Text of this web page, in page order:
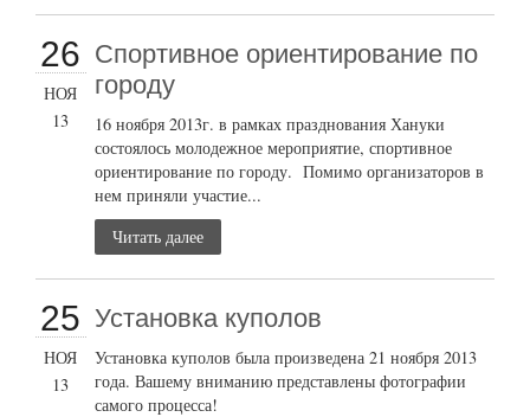
26
НОЯ
13
Cпортивное ориентирование по
городу
16 ноября 2013г. в рамках празднования Хануки
состоялось молодежное мероприятие, спортивное
ориентирование по городу. Помимо организаторов в
нем приняли участие...
Читать далее
25
НОЯ
13
Установка куполов
Установка куполов была произведена 21 ноября 2013
года. Вашему вниманию представлены фотографии
самого процесса!